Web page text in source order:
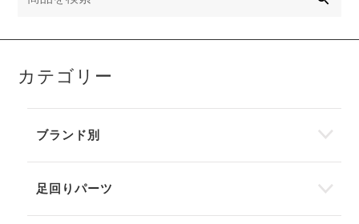
カテゴリー
ブランド別
足回りパーツ